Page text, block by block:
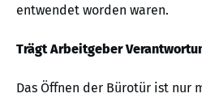
entwendet worden waren.
Trägt Arbeitgeber
Das Öffnen der Bürotür ist nur